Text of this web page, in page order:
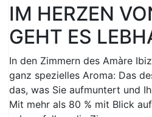
IM HERZEN
GEHT ES
In den Zimmern des Amàre
ganz spezielles Aroma: Das
das, was Sie aufmuntert und
Mit mehr als 80 % mit Blick